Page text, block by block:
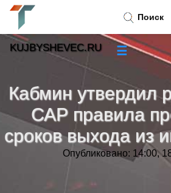
Кабмин утвердил
САР правила
сроков выхода из
Опубликовано: 14:00,
Поиск
KUJBYSHEVEC.RU ☰
Новости»
Тренды новостей»
Рубрики»